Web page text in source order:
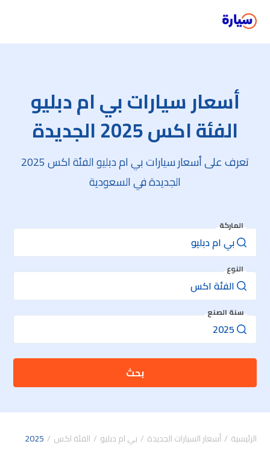
أسعار سيارات بي ام دبليو
الفئة اكس 2025 الجديدة
تعرف على أسعار سيارات بي ام دبليو الفئة اكس 2025
الجديدة في السعودية
الماركة
النوع
سنة الصنع
بحث
الرئيسية أسعار السيارات الجديدة بي ام دبليو الفئة اكس 2025